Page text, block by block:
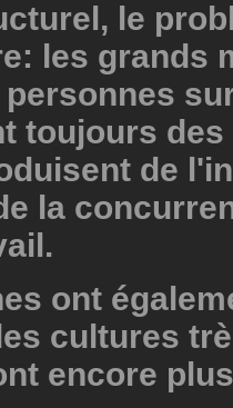
le
les grands
toujours
de
la
ont
cultures
encore